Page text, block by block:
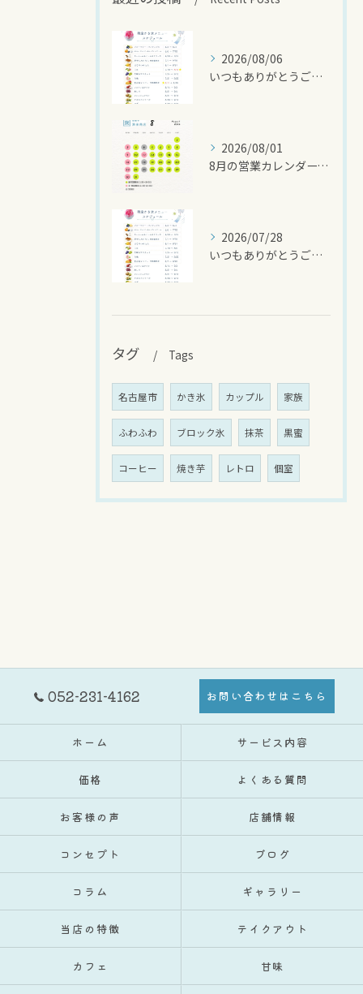
2026/08/06
いつもありがとうございます🍧
2026/08/01
8月の営業カレンダーです🌻
2026/07/28
いつもありがとうございます
タグ Tags
名古屋市 かき氷 カップル 家族
ふわふわ ブロック氷 抹茶 黒蜜
コーヒー 焼き芋 レトロ 個室
052-231-4162 お問い合わせはこちら
ホーム サービス内容
価格 よくある質問
お客様の声 店舗情報
コンセプト ブログ
コラム ギャラリー
当店の特徴 テイクアウト
カフェ 甘味